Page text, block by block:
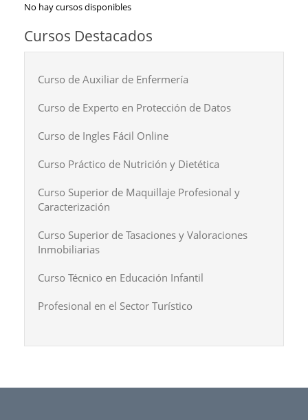
No hay cursos disponibles
Cursos Destacados
Curso de Auxiliar de Enfermería
Curso de Experto en Protección de Datos
Curso de Ingles Fácil Online
Curso Práctico de Nutrición y Dietética
Curso Superior de Maquillaje Profesional y
Caracterización
Curso Superior de Tasaciones y Valoraciones
Inmobiliarias
Curso Técnico en Educación Infantil
Profesional en el Sector Turístico